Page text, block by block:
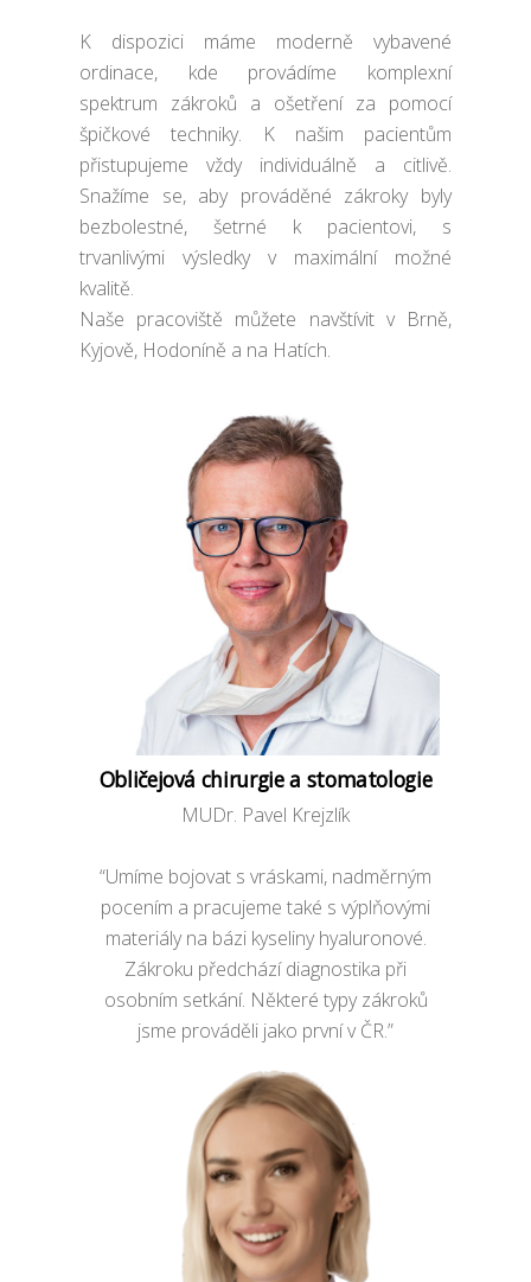
K dispozici máme moderně vybavené
ordinace, kde provádíme komplexní
spektrum zákroků a ošetření za pomocí
špičkové techniky. K našim pacientům
přistupujeme vždy individuálně a citlivě.
Snažíme se, aby prováděné zákroky byly
bezbolestné, šetrné k pacientovi, s
trvanlivými výsledky v maximální možné
kvalitě.
Naše pracoviště můžete navštívit v Brně,
Kyjově, Hodoníně a na Hatích.
Obličejová chirurgie a stomatologie
MUDr. Pavel Krejzlík
“Umíme bojovat s vráskami, nadměrným
pocením a pracujeme také s výplňovými
materiály na bázi kyseliny hyaluronové.
Zákroku předchází diagnostika při
osobním setkání. Některé typy zákroků
jsme prováděli jako první v ČR.”